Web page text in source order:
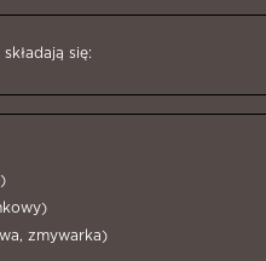
się:
zmywarka)